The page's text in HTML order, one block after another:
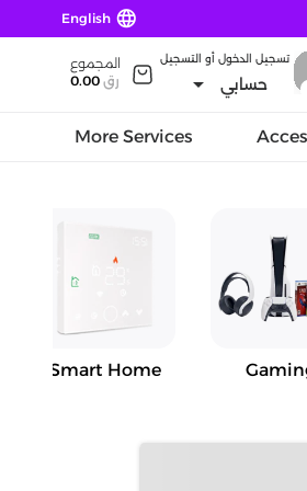
language
English
تسجيل الدخول أو التسجيل
حسابي arrow_drop_down
المجموع
رق 0.00
More Services
Smart Home